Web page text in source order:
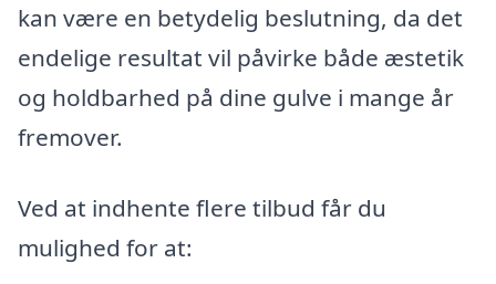
kan være en betydelig beslutning, da det
endelige resultat vil påvirke både æstetik
og holdbarhed på dine gulve i mange år
fremover.
Ved at indhente flere tilbud får du
mulighed for at: